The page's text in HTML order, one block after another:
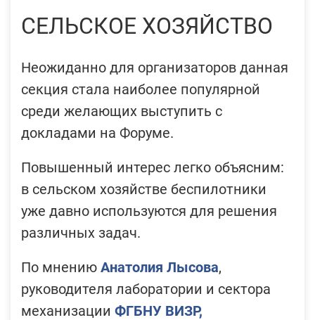
СЕЛЬСКОЕ ХОЗЯЙСТВО
Неожиданно для организаторов данная
секция стала наиболее популярной
среди желающих выступить с
докладами на Форуме.
Повышенный интерес легко объясним:
в сельском хозяйстве беспилотники
уже давно используются для решения
различных задач.
По мнению Анатолия Лысова,
руководителя лаборатории и сектора
механизации ФГБНУ ВИЗР,